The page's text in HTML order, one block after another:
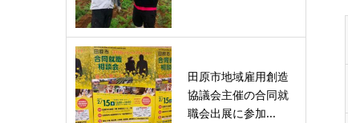
田原市地域雇用創造
協議会主催の合同就
職会出展に参加...